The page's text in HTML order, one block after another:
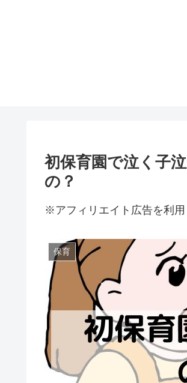
初保育園で泣く子
の？
※アフィリエイト広告を利用
保育